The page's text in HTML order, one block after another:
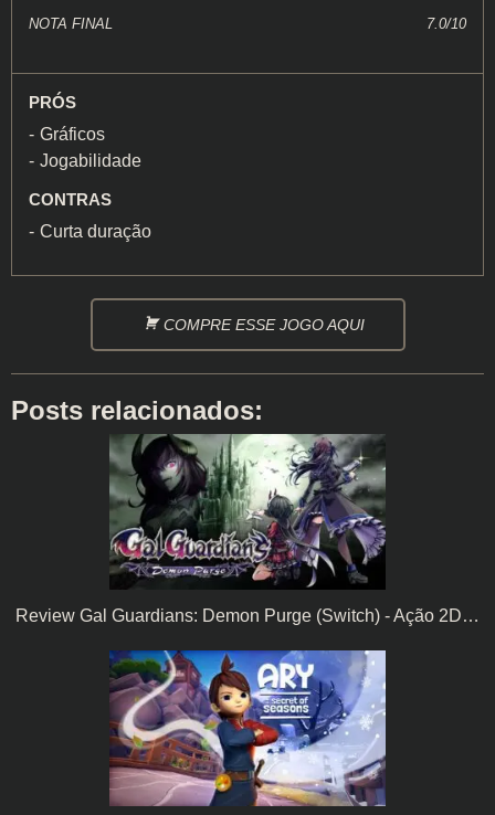
NOTA FINAL 7.0/10
PRÓS
Gráficos
Jogabilidade
CONTRAS
Curta duração
COMPRE ESSE JOGO AQUI
Posts relacionados:
Review Gal Guardians: Demon Purge (Switch) - Ação 2D…